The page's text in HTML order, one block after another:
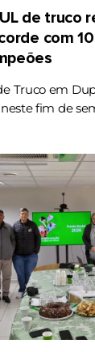
de truco
com
Truco em
fim de